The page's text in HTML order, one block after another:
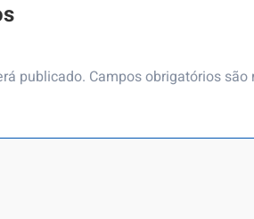
publicado. Campos obrigatórios são